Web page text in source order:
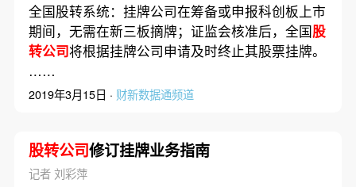
全国股转系统：挂牌公司在筹备或申报科创板上市
期间，无需在新三板摘牌；证监会核准后，全国股
转公司将根据挂牌公司申请及时终止其股票挂牌。
……
2019年3月15日 · 财新数据通频道
股转公司修订挂牌业务指南
记者 刘彩萍